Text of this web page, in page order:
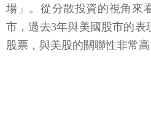
場」。從分散投資的視角來
市，過去3年與美國股市的表
股票，與美股的關聯性非常高